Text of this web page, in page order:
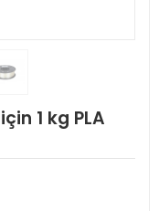
1 kg PLA